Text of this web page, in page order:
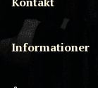
Informationer